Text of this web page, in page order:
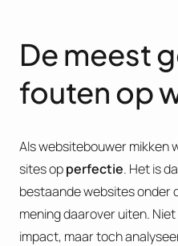
De meest
fouten op
Als websitebouwer mikken
sites opperfectie. Het is
bestaande websites onder
mening daarover uiten.
impact, maar toch